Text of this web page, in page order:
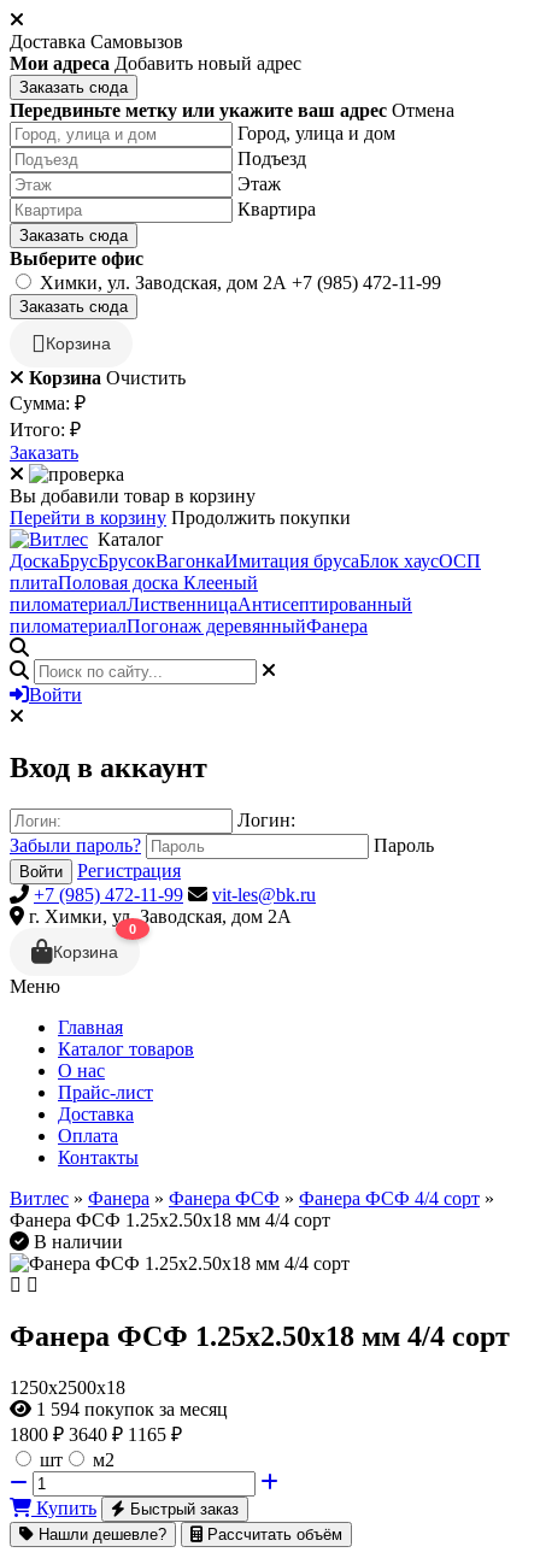
Доставка Самовызов
Мои адреса Добавить новый адрес
Заказать сюда
Передвиньте метку или укажите ваш адрес Отмена
Город, улица и дом
Подъезд
Этаж
Квартира
Заказать сюда
Выберите офис
Химки, ул. Заводская, дом 2А +7 (985) 472-11-99
Заказать сюда
Корзина
Корзина Очистить
Сумма: ₽
Итого: ₽
Заказать
Вы добавили товар в корзину
Перейти в корзину Продолжить покупки
Каталог
ДоскаБрусБрусокВагонкаИмитация брусаБлок хаусОСП
плитаПоловая доска Клееный
пиломатериалЛиственницаАнтисептированный
пиломатериалПогонаж деревянныйФанера
Войти
Вход в аккаунт
Логин:
Забыли пароль?
Пароль
Войти
Регистрация
+7 (985) 472-11-99
vit-les@bk.ru
г. Химки, ул. Заводская, дом 2А
Корзина
0
Меню
Главная
Каталог товаров
О нас
Прайс-лист
Доставка
Оплата
Контакты
Витлес » Фанера » Фанера ФСФ » Фанера ФСФ 4/4 сорт »
Фанера ФСФ 1.25х2.50х18 мм 4/4 сорт
В наличии
Фанера ФСФ 1.25х2.50х18 мм 4/4 сорт
1250х2500х18
1 594 покупок за месяц
1800 ₽ 3640 ₽ 1165 ₽
шт
м2
Купить
Быстрый заказ
Нашли дешевле?
Рассчитать объём